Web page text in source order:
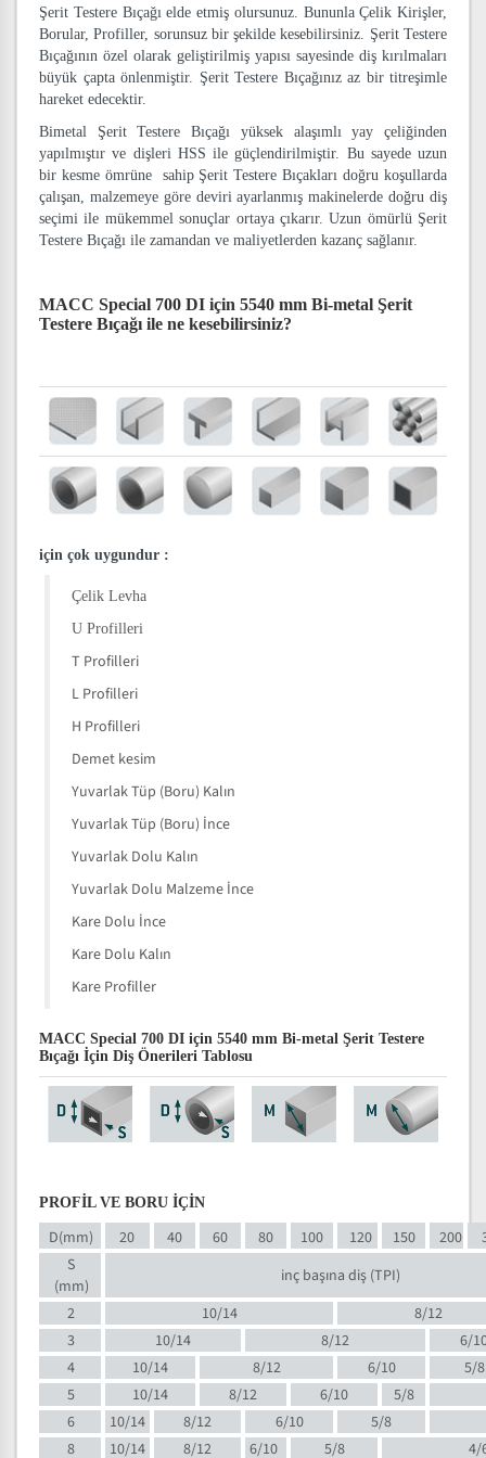
Şerit Testere Bıçağı elde etmiş olursunuz. Bununla Çelik Kirişler,
Borular, Profiller, sorunsuz bir şekilde kesebilirsiniz. Şerit Testere
Bıçağının özel olarak geliştirilmiş yapısı sayesinde diş kırılmaları
büyük çapta önlenmiştir. Şerit Testere Bıçağınız az bir titreşimle
hareket edecektir.
Bimetal Şerit Testere Bıçağı yüksek alaşımlı yay çeliğinden
yapılmıştır ve dişleri HSS ile güçlendirilmiştir. Bu sayede uzun
bir kesme ömrüne sahip Şerit Testere Bıçakları doğru koşullarda
çalışan, malzemeye göre deviri ayarlanmış makinelerde doğru diş
seçimi ile mükemmel sonuçlar ortaya çıkarır. Uzun ömürlü Şerit
Testere Bıçağı ile zamandan ve maliyetlerden kazanç sağlanır.
MACC Special 700 DI için 5540 mm Bi-metal Şerit
Testere Bıçağı ile ne kesebilirsiniz?
için çok uygundur :
Çelik Levha
U Profilleri
T Profilleri
L Profilleri
H Profilleri
Demet kesim
Yuvarlak Tüp (Boru) Kalın
Yuvarlak Tüp (Boru) İnce
Yuvarlak Dolu Kalın
Yuvarlak Dolu Malzeme İnce
Kare Dolu İnce
Kare Dolu Kalın
Kare Profiller
MACC Special 700 DI için 5540 mm Bi-metal Şerit Testere
Bıçağı İçin Diş Önerileri Tablosu
PROFİL VE BORU İÇİN
D(mm) 20 40 60 80 100 120 150 200
S
(mm)
inç başına diş (TPI)
2
10/14
8/12
3
10/14 8/12
6/
4
10/14 8/12 6/10
5/8
5
10/14 8/12 6/10
5/8
6
10/14 8/12 6/10
5/8
8
10/14 8/12 6/10 5/8
4/